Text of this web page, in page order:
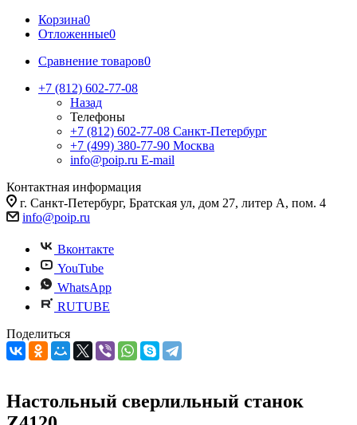
Корзина0
Отложенные0
Сравнение товаров0
+7 (812) 602-77-08
Назад
Телефоны
+7 (812) 602-77-08 Санкт-Петербург
+7 (499) 380-77-90 Москва
info@poip.ru E-mail
Контактная информация
г. Санкт-Петербург, Братская ул, дом 27, литер А, пом. 4
info@poip.ru
Вконтакте
YouTube
WhatsApp
RUTUBE
Поделиться
Настольный сверлильный станок